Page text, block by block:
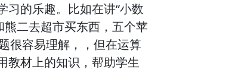
习的乐趣。比如在讲“小数
熊二去超市买东西，五个苹
很容易理解，，但在运算
教材上的知识，帮助学生